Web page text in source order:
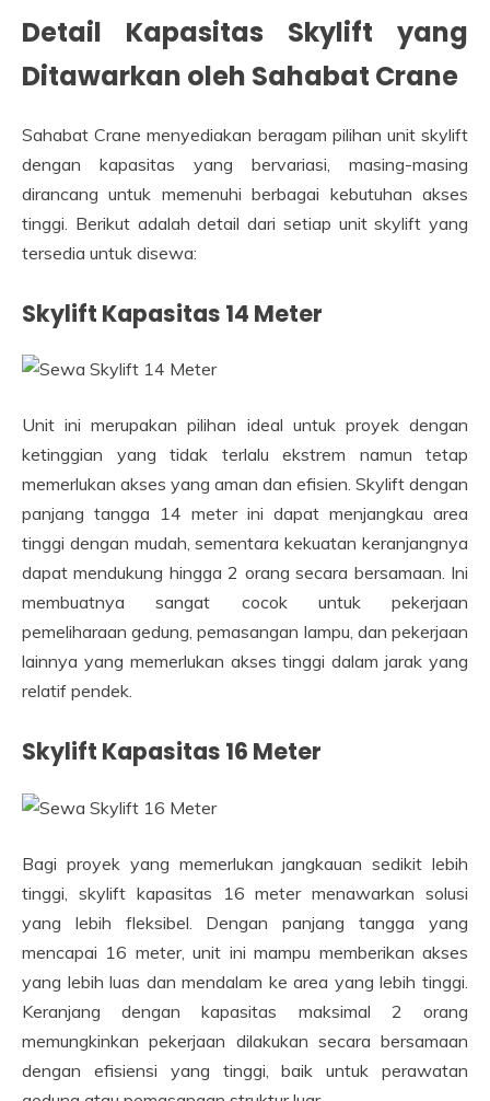
Detail Kapasitas Skylift yang
Ditawarkan oleh Sahabat Crane
Sahabat Crane menyediakan beragam pilihan unit skylift
dengan kapasitas yang bervariasi, masing-masing
dirancang untuk memenuhi berbagai kebutuhan akses
tinggi. Berikut adalah detail dari setiap unit skylift yang
tersedia untuk disewa:
Skylift Kapasitas 14 Meter
Unit ini merupakan pilihan ideal untuk proyek dengan
ketinggian yang tidak terlalu ekstrem namun tetap
memerlukan akses yang aman dan efisien. Skylift dengan
panjang tangga 14 meter ini dapat menjangkau area
tinggi dengan mudah, sementara kekuatan keranjangnya
dapat mendukung hingga 2 orang secara bersamaan. Ini
membuatnya sangat cocok untuk pekerjaan
pemeliharaan gedung, pemasangan lampu, dan pekerjaan
lainnya yang memerlukan akses tinggi dalam jarak yang
relatif pendek.
Skylift Kapasitas 16 Meter
Bagi proyek yang memerlukan jangkauan sedikit lebih
tinggi, skylift kapasitas 16 meter menawarkan solusi
yang lebih fleksibel. Dengan panjang tangga yang
mencapai 16 meter, unit ini mampu memberikan akses
yang lebih luas dan mendalam ke area yang lebih tinggi.
Keranjang dengan kapasitas maksimal 2 orang
memungkinkan pekerjaan dilakukan secara bersamaan
dengan efisiensi yang tinggi, baik untuk perawatan